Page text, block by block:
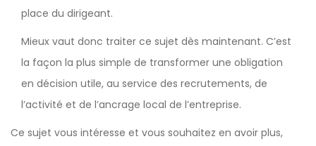
place du dirigeant.
Mieux vaut donc traiter ce sujet dès maintenant. C’est
la façon la plus simple de transformer une obligation
en décision utile, au service des recrutements, de
l’activité et de l’ancrage local de l’entreprise.
Ce sujet vous intéresse et vous souhaitez en avoir plus,